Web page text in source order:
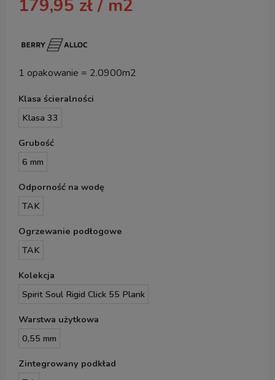
179,95 zł / m2
1 opakowanie = 2.0900m2
Klasa ścieralności
Klasa 33
Grubość
6 mm
Odporność na wodę
TAK
Ogrzewanie podłogowe
TAK
Kolekcja
Spirit Soul Rigid Click 55 Plank
Warstwa użytkowa
0,55 mm
Zintegrowany podkład